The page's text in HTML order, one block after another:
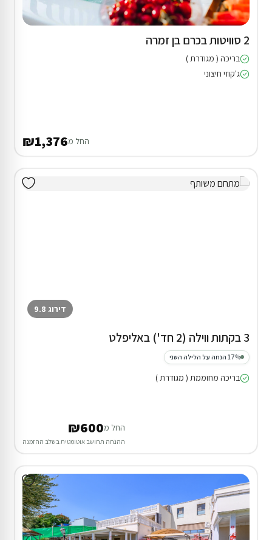
2 סוויטות בכרם בן זמרה
בריכה ( מגודרת )
ג'קוזי חיצוני
החל מ₪1,376
דירוג 9.8
3 בקתות ווילה (2 חד') באליפלט
17% הנחה על הלילה השני
בריכה מחוממת ( מגודרת )
החל מ₪600
ההנחה תחושב אוטומטית בשלב ההזמנה